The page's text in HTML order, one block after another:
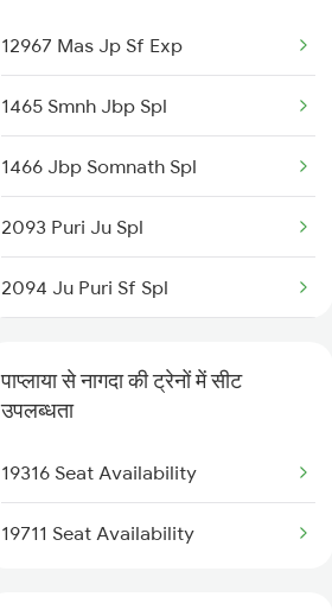
19711 Jp Bpl Express
19712 Bpl Jp Exp
19816 Kota Mds Exp
19818 Jab Rtm Exp
19327 Rtm Udz Exp
14801 Ju Indb Express
12967 Mas Jp Sf Exp
1465 Smnh Jbp Spl
1466 Jbp Somnath Spl
2093 Puri Ju Spl
2094 Ju Puri Sf Spl
2244 Bdts Kanpur Spl
2415 Indb Ndls Spl
2416 Ndls Indb Spl
पाप्लाया से नागदा की ट्रेनों में सीट
उपलब्धता
19316 Seat Availability
19711 Seat Availability